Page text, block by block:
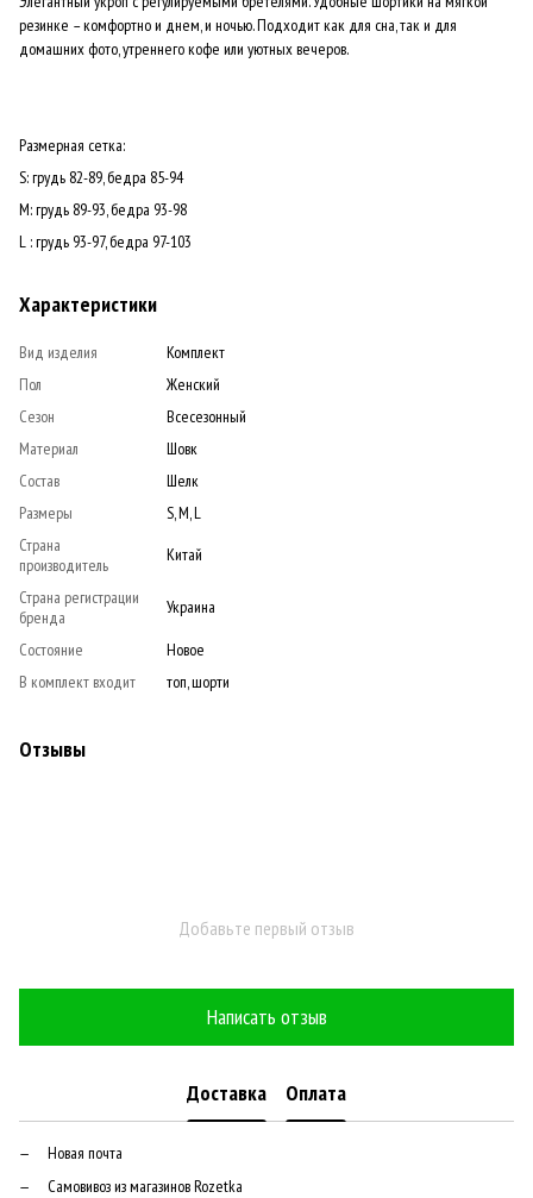
резинке – комфортно и днем, и ночью. Подходит как для сна, так и для
домашних фото, утреннего кофе или уютных вечеров.
Размерная сетка:
S: грудь 82-89, бедра 85-94
М: грудь 89-93, бедра 93-98
L : грудь 93-97, бедра 97-103
Характеристики
Вид изделия
Комплект
Пол
Женский
Сезон
Всесезонный
Материал
Шовк
Состав
Шелк
Размеры
S, M, L
Страна
производитель
Китай
Страна регистрации
бренда
Украина
Состояние
Новое
В комплект входит
топ, шорти
Отзывы
Добавьте первый отзыв
Написать отзыв
Доставка Оплата
Новая почта
Самовивоз из магазинов Rozetka